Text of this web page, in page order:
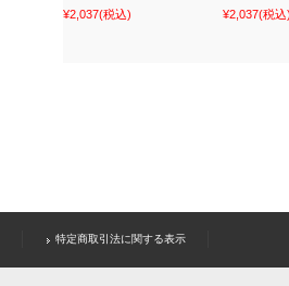
¥2,037(税込)
¥2,037(税込
特定商取引法に関する表示